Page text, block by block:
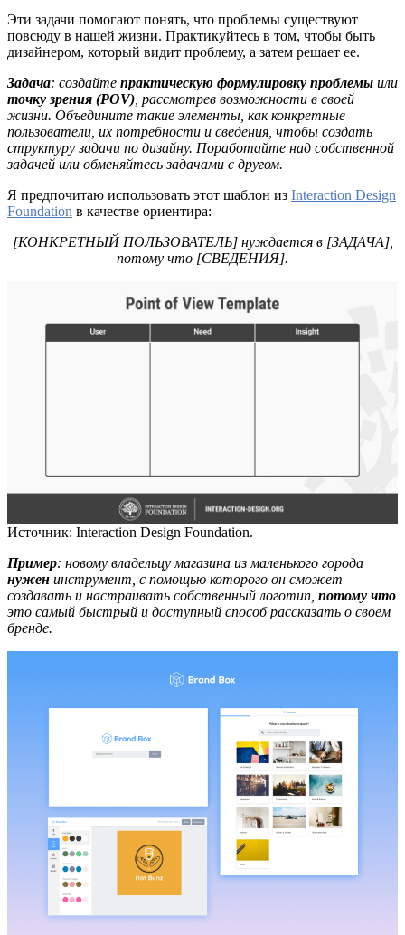
Эти задачи помогают понять, что проблемы существуют
повсюду в нашей жизни. Практикуйтесь в том, чтобы быть
дизайнером, который видит проблему, а затем решает ее.
Задача: создайте практическую формулировку проблемы или
точку зрения (POV), рассмотрев возможности в своей
жизни. Объедините такие элементы, как конкретные
пользователи, их потребности и сведения, чтобы создать
структуру задачи по дизайну. Поработайте над собственной
задачей или обменяйтесь задачами с другом.
Я предпочитаю использовать этот шаблон из Interaction Design
Foundation в качестве ориентира:
[КОНКРЕТНЫЙ ПОЛЬЗОВАТЕЛЬ] нуждается в [ЗАДАЧА],
потому что [СВЕДЕНИЯ].
Источник: Interaction Design Foundation.
Пример: новому владельцу магазина из маленького города
нужен инструмент, с помощью которого он сможет
создавать и настраивать собственный логотип, потому что
это самый быстрый и доступный способ рассказать о своем
бренде.